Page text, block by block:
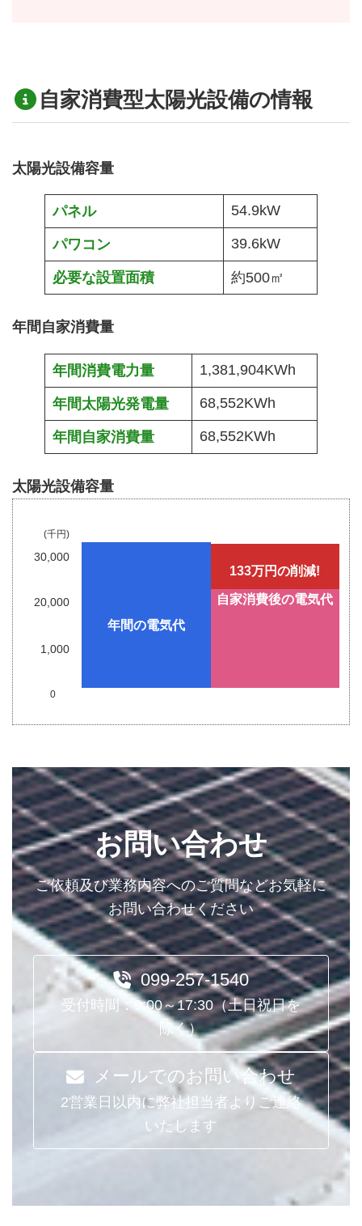
自家消費型太陽光設備の情報
太陽光設備容量
パネル 54.9kW
パワコン 39.6kW
必要な設置面積 約500㎡
年間自家消費量
年間消費電力量 1,381,904KWh
年間太陽光発電量 68,552KWh
年間自家消費量 68,552KWh
太陽光設備容量
(千円)
30,000
20,000
1,000
年間の電気代
133万円の削減!
自家消費後の電気代
0
お問い合わせ
ご依頼及び業務内容へのご質問などお気軽に
お問い合わせください
099-257-1540
受付時間：9:00～17:30（土日祝日を
除く）
メールでのお問い合わせ
2営業日以内に弊社担当者よりご連絡
いたします